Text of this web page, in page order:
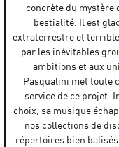
concrète du mystère
bestialité. Il est
extraterrestre et
par les inévitables
ambitions et aux
Pasqualini met toute
service de ce projet.
choix, sa musique
nos collections de
répertoires bien